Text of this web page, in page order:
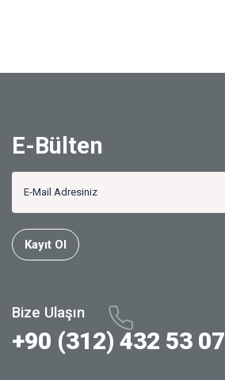
E-Bülten
Kayıt Ol
Bize Ulaşın
+90 (312) 432 53 07